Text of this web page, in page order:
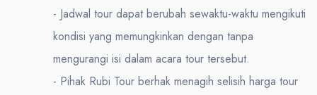
- Jadwal tour dapat berubah sewaktu-waktu mengikuti
kondisi yang memungkinkan dengan tanpa
mengurangi isi dalam acara tour tersebut.
- Pihak Rubi Tour berhak menagih selisih harga tour